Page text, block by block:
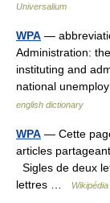
Universalium
WPA —
Administration:
instituting and
national
english dictionary
WPA — Cette
articles
Sigles de deux
lettres …